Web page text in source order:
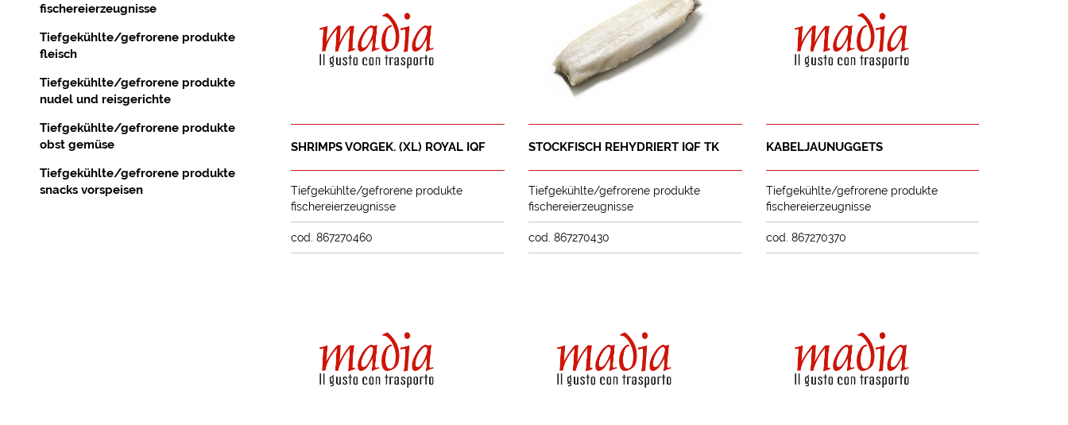
fischereierzeugnisse
Tiefgekühlte/gefrorene produkte
fleisch
Tiefgekühlte/gefrorene produkte
nudel und reisgerichte
Tiefgekühlte/gefrorene produkte
obst gemüse
Tiefgekühlte/gefrorene produkte
snacks vorspeisen
SHRIMPS VORGEK. (XL) ROYAL IQF
Tiefgekühlte/gefrorene produkte
fischereierzeugnisse
cod. 867270460
STOCKFISCH REHYDRIERT IQF TK
Tiefgekühlte/gefrorene produkte
fischereierzeugnisse
cod. 867270430
KABELJAUNUGGETS
Tiefgekühlte/gefrorene produkte
fischereierzeugnisse
cod. 867270370